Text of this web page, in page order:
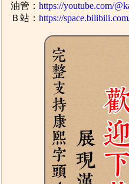
油管：https://youtube.com/
Ｂ站：https://